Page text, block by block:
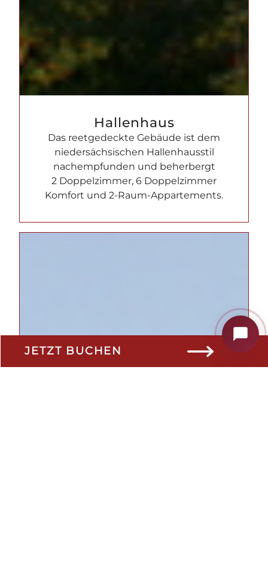
JETZT BUCHEN
Ihr digitaler Hotelassistent
Hallenhaus
Das reetgedeckte Gebäude ist dem
niedersächsischen Hallenhausstil
nachempfunden und beherbergt
2 Doppelzimmer, 6 Doppelzimmer
Komfort und 2-Raum-Appartements.